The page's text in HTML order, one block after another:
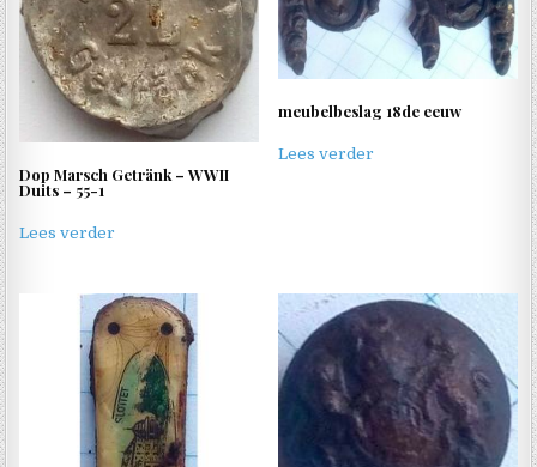
Dop Marsch Getränk – WWII
Duits – 55-1
Lees verder
meubelbeslag 18de eeuw
Lees verder